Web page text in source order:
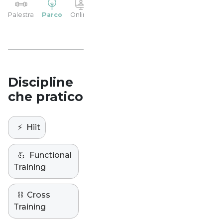
Palestra Parco Online
Discipline
che pratico
⚡️ Hiit
💪
Functional
Training
⛓️ Cross
Training